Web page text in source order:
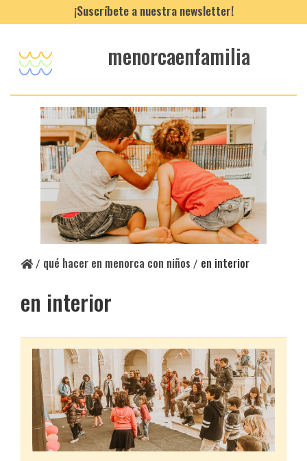
¡Suscríbete a nuestra newsletter!
menorcaenfamilia
/ qué hacer en menorca con niños / en interior
en interior